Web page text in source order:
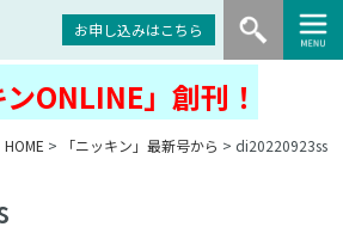
お申し込みはこちら
ンONLINE」創刊！
HOME > 「ニッキン」最新号から > di20220923ss